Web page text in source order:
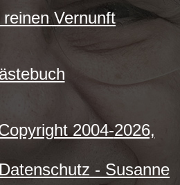
Vernunft
2004-2026,
- Susanne